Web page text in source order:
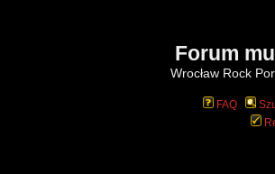
Forum
Wrocław Rock
FAQ